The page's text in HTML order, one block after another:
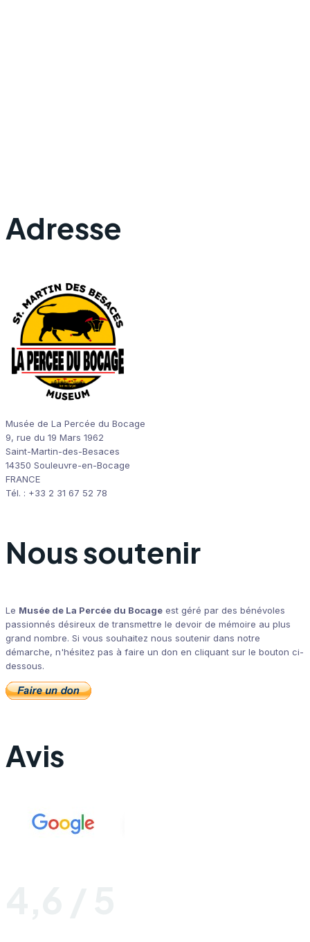
Adresse
Musée de La Percée du Bocage
9, rue du 19 Mars 1962
Saint-Martin-des-Besaces
14350 Souleuvre-en-Bocage
FRANCE
Tél. : +33 2 31 67 52 78
Nous soutenir
Le Musée de La Percée du Bocage est géré par des bénévoles
passionnés désireux de transmettre le devoir de mémoire au plus
grand nombre. Si vous souhaitez nous soutenir dans notre
démarche, n'hésitez pas à faire un don en cliquant sur le bouton ci-
dessous.
Avis